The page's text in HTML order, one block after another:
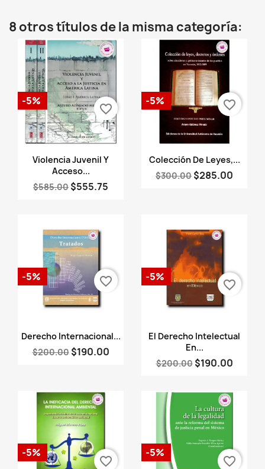
8 otros títulos de la misma categoría:
Vista rápida
Violencia Juvenil Y
Acceso...
$585.00 $555.75
-5%
favorite_border
Vista rápida
Colección De Leyes,...
$300.00 $285.00
-5% favorite_border
Vista rápida
Derecho Internacional...
$200.00 $190.00
-5% favorite_border
Vista rápida
El Derecho Intelectual
En...
$200.00 $190.00
-5%
favorite_border
-5%
favorite_border
-5%
favorite_border